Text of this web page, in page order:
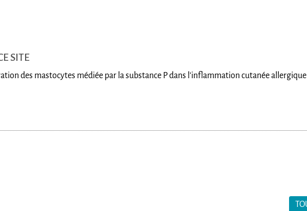
SITE
des mastocytes médiée par la substance P dans l'inflammation cutanée allergique